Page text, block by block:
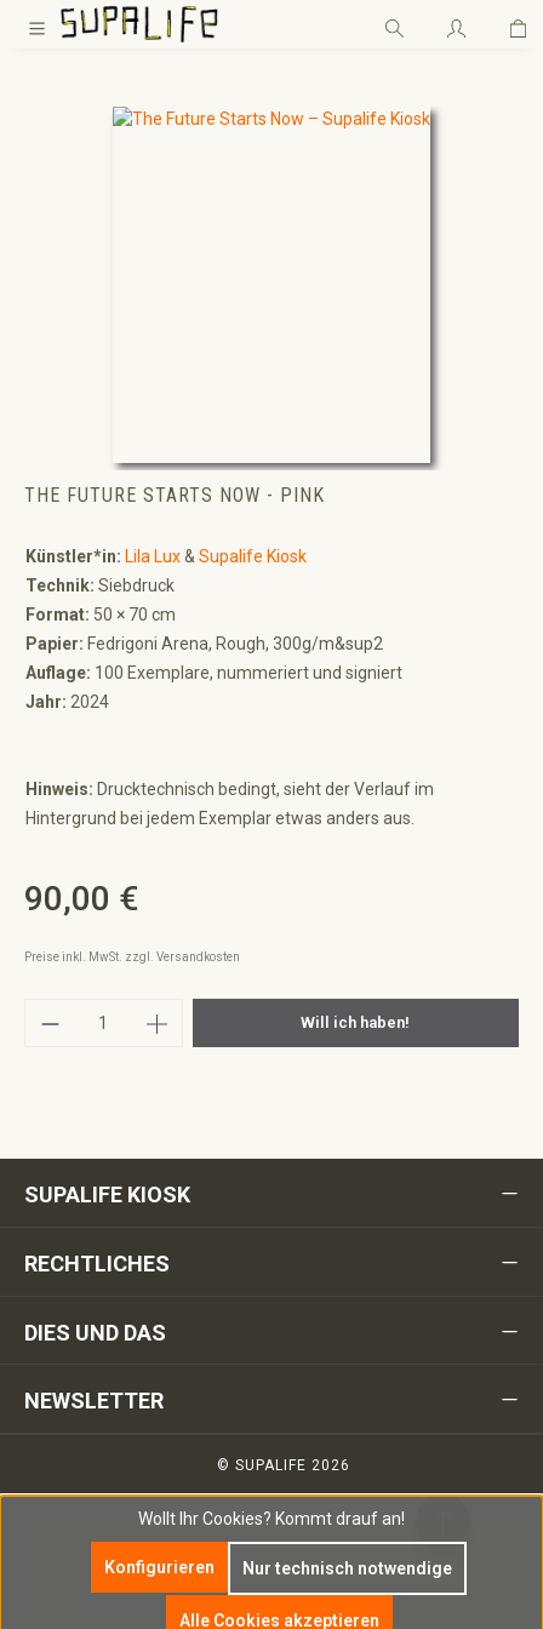
Zum Hauptinhalt springen
THE FUTURE STARTS NOW - PINK
Künstler*in: Lila Lux& Supalife Kiosk
Technik: Siebdruck
Format: 50 × 70 cm
Papier: Fedrigoni Arena, Rough, 300g/m&sup2
Auflage: 100 Exemplare, nummeriert und signiert
Jahr: 2024
Hinweis: Drucktechnisch bedingt, sieht der Verlauf im
Hintergrund bei jedem Exemplar etwas anders aus.
Regulärer Preis:
90,00 €
Preise inkl. MwSt. zzgl. Versandkosten
Produkt Anzahl: Gib den gewünschten
Will ich haben!
SUPALIFE KIOSK
RECHTLICHES
DIES UND DAS
NEWSLETTER
© SUPALIFE 2026
Wollt Ihr Cookies? Kommt drauf an!
Nur technisch notwendige
Konfigurieren
Alle Cookies akzeptieren